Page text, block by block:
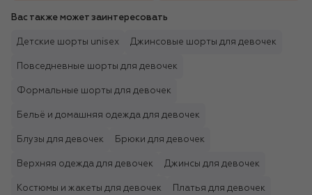
Вас также может заинтересовать
Детские шорты unisex Джинсовые шорты для девочек
Повседневные шорты для девочек
Формальные шорты для девочек
Бельё и домашняя одежда для девочек
Блузы для девочек Брюки для девочек
Верхняя одежда для девочек Джинсы для девочек
Костюмы и жакеты для девочек Платья для девочек